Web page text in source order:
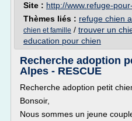
Site : http://www.refuge-
Thèmes liés : refuge chien
chien et famille / trouver un
education pour chien
Recherche adoption
Alpes - RESCUE
Recherche adoption petit
Bonsoir,
Nous sommes un jeune